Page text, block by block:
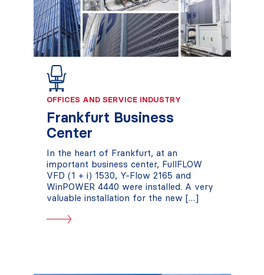
OFFICES AND SERVICE INDUSTRY
Frankfurt Business
Center
In the heart of Frankfurt, at an
important business center, FullFLOW
VFD (1 + i) 1530, Y-Flow 2165 and
WinPOWER 4440 were installed. A very
valuable installation for the new […]